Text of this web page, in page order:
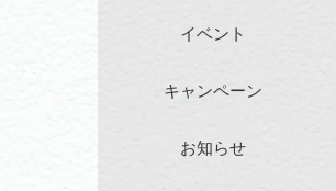
イベント
キャンペーン
お知らせ